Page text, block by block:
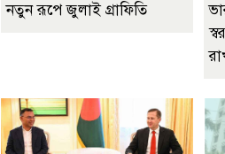
নতুন রূপে জুলাই গ্রাফিতি